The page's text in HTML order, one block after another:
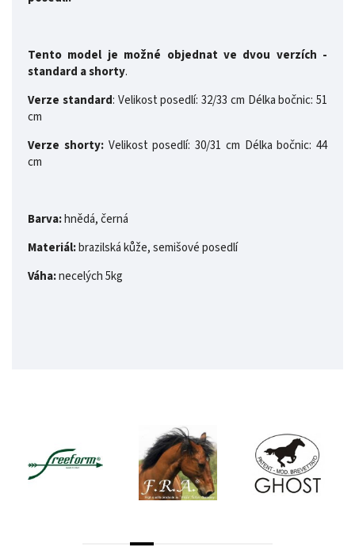
Tento model je možné objednat ve dvou verzích -
standard a shorty.
Verze standard: Velikost posedlí: 32/33 cm Délka bočnic: 51
cm
Verze shorty:Velikost posedlí: 30/31 cm Délka bočnic: 44
cm
Barva:hnědá, černá
Materiál:brazilská kůže, semišové posedlí
Váha:necelých 5kg